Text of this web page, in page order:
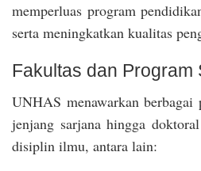
memperluas program
serta meningkatkan kualitas
Fakultas dan Program
UNHAS menawarkan
jenjang sarjana hingga
disiplin ilmu, antara lain: